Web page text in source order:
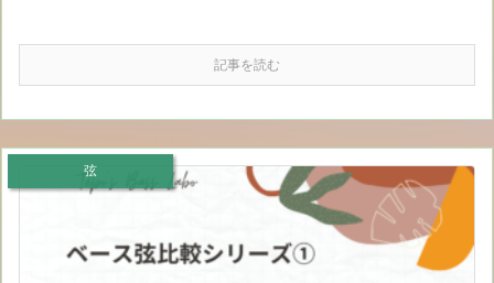
記事を読む
弦